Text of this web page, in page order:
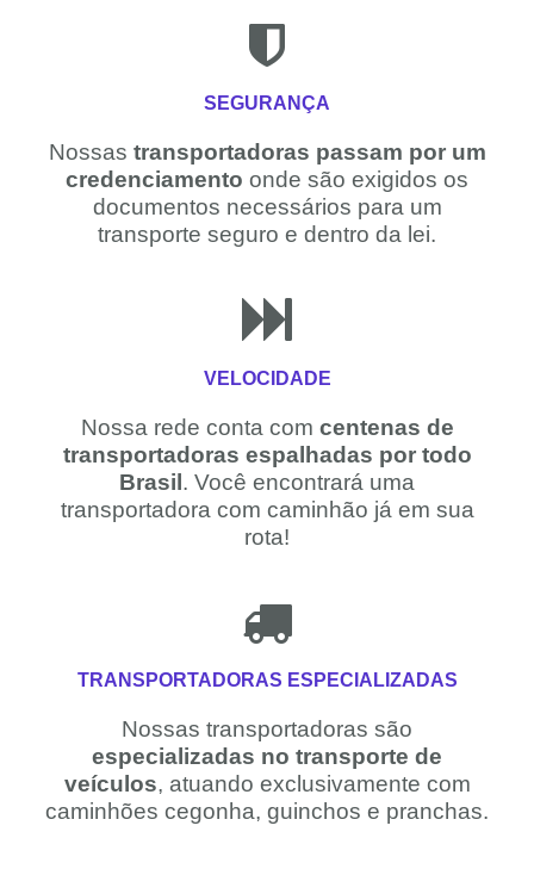
SEGURANÇA
Nossas transportadoras passam por um
credenciamento onde são exigidos os
documentos necessários para um
transporte seguro e dentro da lei.
VELOCIDADE
Nossa rede conta com centenas de
transportadoras espalhadas por todo
Brasil. Você encontrará uma
transportadora com caminhão já em sua
rota!
TRANSPORTADORAS ESPECIALIZADAS
Nossas transportadoras são
especializadas no transporte de
veículos, atuando exclusivamente com
caminhões cegonha, guinchos e pranchas.